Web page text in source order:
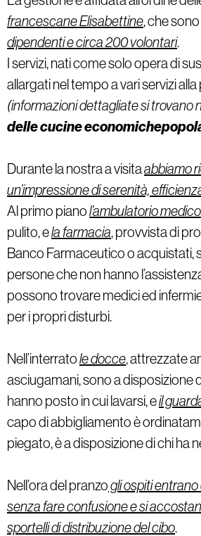
francescane Elisabettine, che
dipendenti e circa 200 volontari.
I servizi, nati come solo opera di
allargati nel tempo a vari servizi
(informazioni dettagliate si trovano
delle cucine
Durante la nostra a visitaabbiamo
un’impressione di serenità,
Al primo pianol’ambulatorio medico
pulito, ela farmacia, provvista di
Banco Farmaceutico o acquistati,
persone che non hanno
possono trovare medici ed
per i propri disturbi.
Nell’interratole docce, attrezzate
asciugamani, sono a disposizione
hanno posto in cui lavarsi, eil
capo di abbigliamento è
piegato, è a disposizione di chi ha
Nell’ora del pranzogli ospiti
senza fare confusione e si
sportelli di distribuzione del cibo.